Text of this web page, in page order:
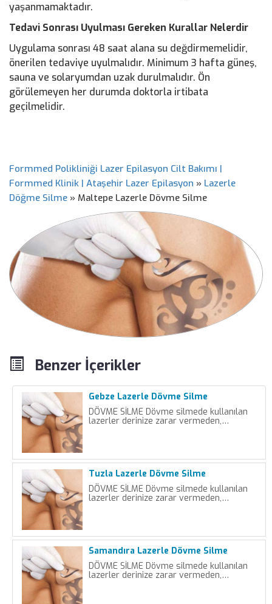
yaşanmamaktadır.
Tedavi Sonrası Uyulması Gereken Kurallar Nelerdir
Uygulama sonrası 48 saat alana su değdirmemelidir,
önerilen tedaviye uyulmalıdır. Minimum 3 hafta güneş,
sauna ve solaryumdan uzak durulmalıdır. Ön
görülemeyen her durumda doktorla irtibata
geçilmelidir.
Formmed Polikliniği Lazer Epilasyon Cilt Bakımı |
Formmed Klinik | Ataşehir Lazer Epilasyon » Lazerle
Döğme Silme » Maltepe Lazerle Dövme Silme
Benzer İçerikler
Gebze Lazerle Dövme Silme
DÖVME SİLME Dövme silmede kullanılan
lazerler derinize zarar vermeden,…
Tuzla Lazerle Dövme Silme
DÖVME SİLME Dövme silmede kullanılan
lazerler derinize zarar vermeden,…
Samandıra Lazerle Dövme Silme
DÖVME SİLME Dövme silmede kullanılan
lazerler derinize zarar vermeden,…